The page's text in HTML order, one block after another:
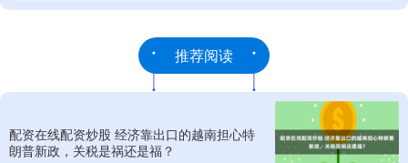
推荐阅读
配资在线配资炒股 经济靠出口的越南担心特
朗普新政，关税是祸还是福？